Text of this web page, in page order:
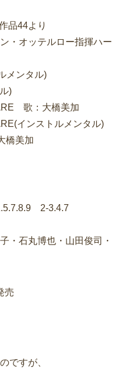
品44より
ッテルロー指揮ハー
メンタル)
)
歌：大橋美加
インストルメンタル)
橋美加
2-3.4.7
・石丸博也・山田俊司・
売
ですが、